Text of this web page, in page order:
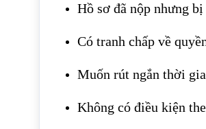
Hồ sơ đã nộp nhưng
Có tranh chấp về
Muốn rút ngắn thời
Không có điều kiện